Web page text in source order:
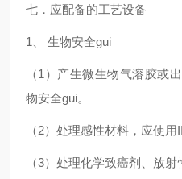
七．应配备的工艺设备
1 、 生物安全gui
（1）产生微生物气溶胶或
物安全gui。
（2）处理感性材料，应使用
（3）处理化学致癌剂、放